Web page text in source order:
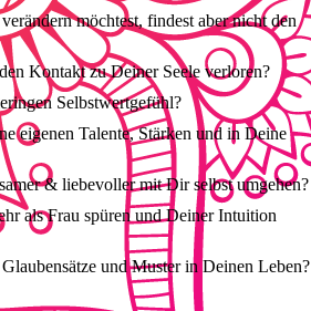
möchtest, findest aber nicht den
Kontakt zu Deiner Seele verloren?
Selbstwertgefühl?
eigenen Talente, Stärken und in Deine
& liebevoller mit Dir selbst umgehen?
als Frau spüren und Deiner Intuition
und Muster in Deinen Leben?